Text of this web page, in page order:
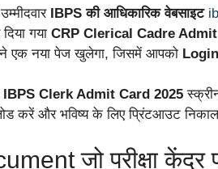
IBPS की आधिकारिक वेबसाइट
गया CRP Clerical Cadre
एक नया पेज खुलेगा, जिसमें आपको
IBPS Clerk Admit Card 2025
करें और भविष्य के लिए प्रिंटआउट
जो परीक्षा केंद्र